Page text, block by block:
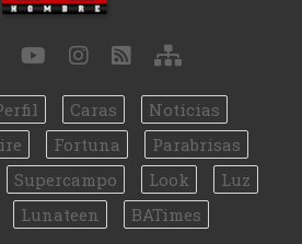
Caras
Noticias
Fortuna
Parabrisas
Supercampo Look
Luz
Lunateen BATimes